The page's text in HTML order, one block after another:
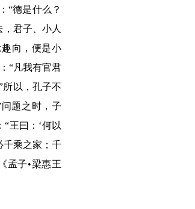
“德是什么？
君子、小人
向，便是小
“凡我有官君
所以，孔子不
问题之时，子
“王曰： ‘何以
千乘之家；千
孟子•梁惠王